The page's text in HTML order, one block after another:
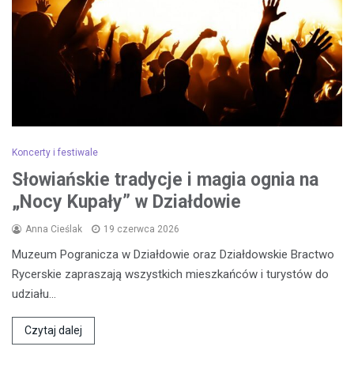
Koncerty i festiwale
Słowiańskie tradycje i magia ognia na
„Nocy Kupały” w Działdowie
Anna Cieślak 19 czerwca 2026
Muzeum Pogranicza w Działdowie oraz Działdowskie Bractwo
Rycerskie zapraszają wszystkich mieszkańców i turystów do
udziału…
Czytaj dalej